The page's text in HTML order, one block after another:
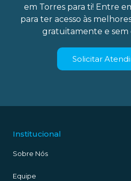
em Torres para ti! Entre
para ter acesso às
gratuitamente e sem
Solicitar
Institucional
Sobre Nós
Equipe